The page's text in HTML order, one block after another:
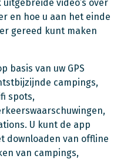
video’s over
en hoe u aan het einde
gereed kunt maken
basis van uw GPS
campings,
spots,
U kunt de app
downloaden van offline
van campings,